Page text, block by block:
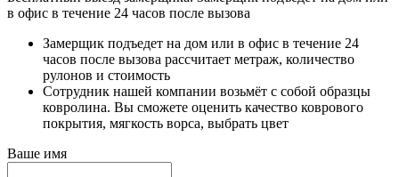
в офис в течение 24 часов после вызова
Замерщик подъедет на дом или в офис в течение 24
часов после вызова рассчитает метраж, количество
рулонов и стоимость
Сотрудник нашей компании возьмёт с собой образцы
ковролина. Вы сможете оценить качество коврового
покрытия, мягкость ворса, выбрать цвет
Ваше имя